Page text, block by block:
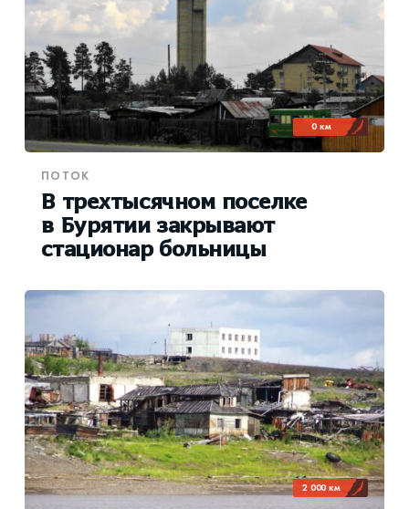
0 км
ПОТОК
В трехтысячном поселке
в Бурятии закрывают
стационар больницы
2 000 км